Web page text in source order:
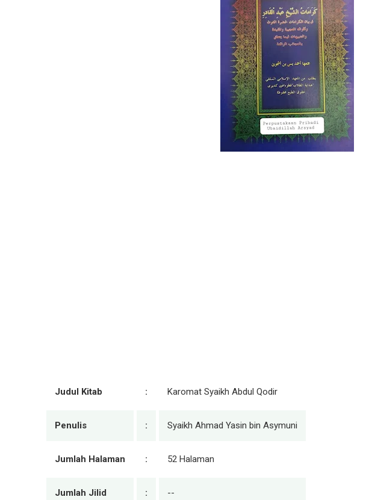
Judul Kitab : Karomat Syaikh Abdul Qodir
Penulis : Syaikh Ahmad Yasin bin Asymuni
Jumlah Halaman : 52 Halaman
Jumlah Jilid : --